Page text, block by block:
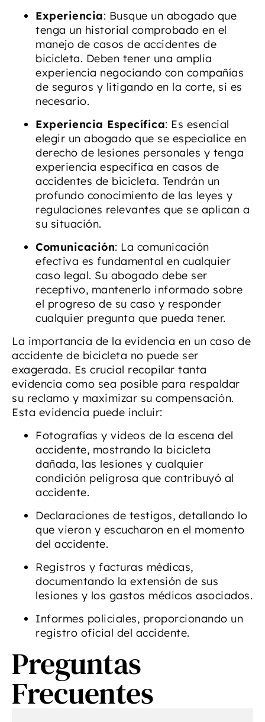
Experiencia: Busque un abogado que
tenga un historial comprobado en el
manejo de casos de accidentes de
bicicleta. Deben tener una amplia
experiencia negociando con compañías
de seguros y litigando en la corte, si es
necesario.
Experiencia Específica: Es esencial
elegir un abogado que se especialice en
derecho de lesiones personales y tenga
experiencia específica en casos de
accidentes de bicicleta. Tendrán un
profundo conocimiento de las leyes y
regulaciones relevantes que se aplican a
su situación.
Comunicación: La comunicación
efectiva es fundamental en cualquier
caso legal. Su abogado debe ser
receptivo, mantenerlo informado sobre
el progreso de su caso y responder
cualquier pregunta que pueda tener.
La importancia de la evidencia en un caso de
accidente de bicicleta no puede ser
exagerada. Es crucial recopilar tanta
evidencia como sea posible para respaldar
su reclamo y maximizar su compensación.
Esta evidencia puede incluir:
Fotografías y videos de la escena del
accidente, mostrando la bicicleta
dañada, las lesiones y cualquier
condición peligrosa que contribuyó al
accidente.
Declaraciones de testigos, detallando lo
que vieron y escucharon en el momento
del accidente.
Registros y facturas médicas,
documentando la extensión de sus
lesiones y los gastos médicos asociados.
Informes policiales, proporcionando un
registro oficial del accidente.
Preguntas
Frecuentes